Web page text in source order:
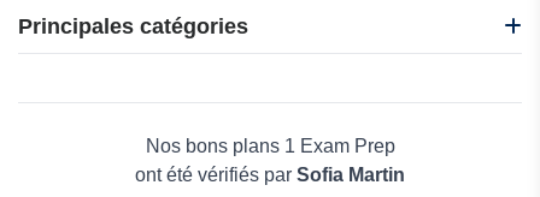
Puzzle Movies
italki
Lingualeo
Puzzle English
Principales catégories
Maison & JardinNos bons plans 1 Exam Prep
ont été vérifiés par Sofia Martin